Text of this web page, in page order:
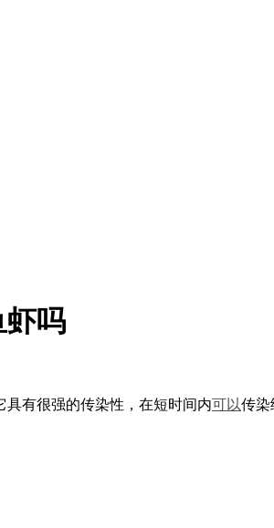
虾吗
有很强的传染性，在短时间内可以传染